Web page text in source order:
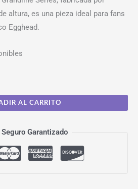
altura, es una pieza ideal para fans
Egghead.
AL CARRITO
Garantizado